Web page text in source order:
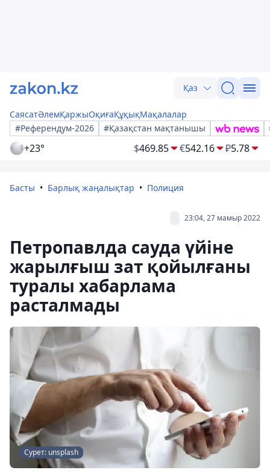
Қаз
СаясатӘлемҚаржыОқиғаҚұқықМақалалар
#Референдум-2026
#Қазақстан мақтанышы
+23° $469.85 €542.16 ₽5.78
Басты Барлық жаңалықтар Полиция
23:04, 27 мамыр 2022
Петропавлда сауда үйіне
жарылғыш зат қойылғаны
туралы хабарлама
расталмады
Сурет: unsplash